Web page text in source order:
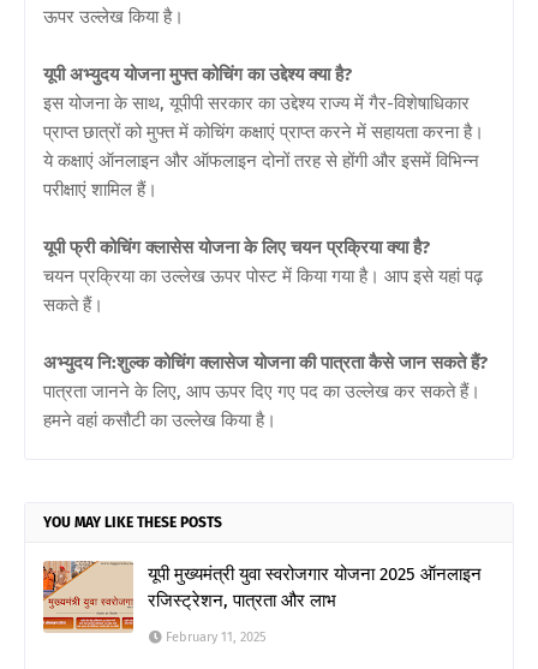
ऊपर उल्लेख किया है।
यूपी अभ्युदय योजना मुफ्त कोचिंग का उद्देश्य क्या है?
इस योजना के साथ, यूपीपी सरकार का उद्देश्य राज्य में गैर-विशेषाधिकार
प्राप्त छात्रों को मुफ्त में कोचिंग कक्षाएं प्राप्त करने में सहायता करना है।
ये कक्षाएं ऑनलाइन और ऑफलाइन दोनों तरह से होंगी और इसमें विभिन्न
परीक्षाएं शामिल हैं।
यूपी फ्री कोचिंग क्लासेस योजना के लिए चयन प्रक्रिया क्या है?
चयन प्रक्रिया का उल्लेख ऊपर पोस्ट में किया गया है। आप इसे यहां पढ़
सकते हैं।
अभ्युदय नि:शुल्क कोचिंग क्लासेज योजना की पात्रता कैसे जान सकते हैं?
पात्रता जानने के लिए, आप ऊपर दिए गए पद का उल्लेख कर सकते हैं।
हमने वहां कसौटी का उल्लेख किया है।
YOU MAY LIKE THESE POSTS
यूपी मुख्यमंत्री युवा स्वरोजगार योजना 2025 ऑनलाइन
रजिस्ट्रेशन, पात्रता और लाभ
February 11, 2025